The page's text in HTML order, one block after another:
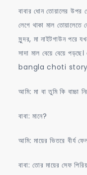
বাবার ধোন তোয়ালের উপর
লেগে থাকা মাল তোয়ালেতে
সুন্দর, মা নাইটগাউন পরে
সাদা মাল বেয়ে বেয়ে
bangla choti story
আমি: মা বা তুমি কি বাচ্চা
বাবা: মানে?
আমি: মায়ের ভিতরে বীর্য
বাবা: তোর মায়ের সেফ